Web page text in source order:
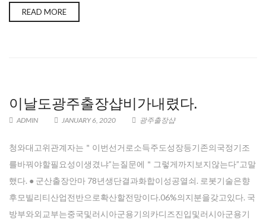
READ MORE
이날도광주 출장샵비가내렸다.
ADMIN JANUARY 6, 2020 광주 출장샵
청와대고위관계자는＂이번선거로소득주도성장등기존의국정기조
를바꿔야할필요성이생겼냐”는질문에＂그렇게까지보지않는다”고말
했다. ● 군산출장안마 78년생단결과화합이성공열쇠. 로봇기술은향
후모빌리티산업전반으로확산할전망이다.06%의지분을갖고있다. 국
방부와외교부는중국및러시아군용기의카디즈진입및러시아군용기